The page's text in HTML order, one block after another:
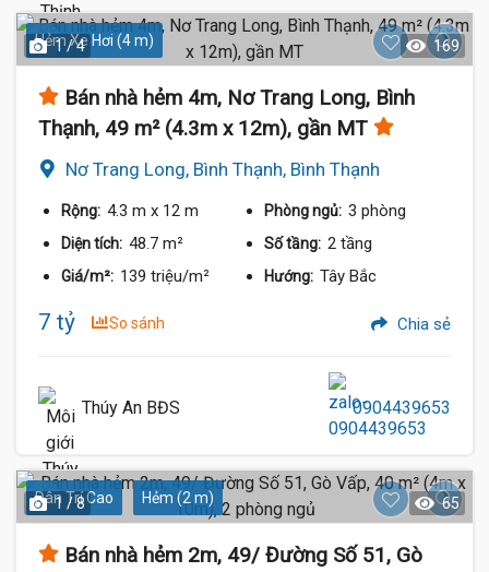
Hẻm Xe Hơi (4 m)
1 / 4 169
Bán nhà hẻm 4m, Nơ Trang Long, Bình
Thạnh, 49 m² (4.3m x 12m), gần MT
Nơ Trang Long, Bình Thạnh, Bình Thạnh
Rộng: 4.3 m x 12 m Phòng ngủ: 3 phòng
Diện tích: 48.7 m² Số tầng: 2 tầng
Giá/m²: 139 triệu/m² Hướng: Tây Bắc
7 tỷ So sánh Chia sẻ
Thúy An BĐS 0904439653
Dân Trí Cao Hẻm (2 m)
1 / 8 65
Bán nhà hẻm 2m, 49/ Đường Số 51, Gò